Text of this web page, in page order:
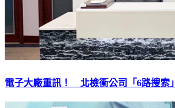
電子大廠重訊！ 北檢衝公司「6路搜索」